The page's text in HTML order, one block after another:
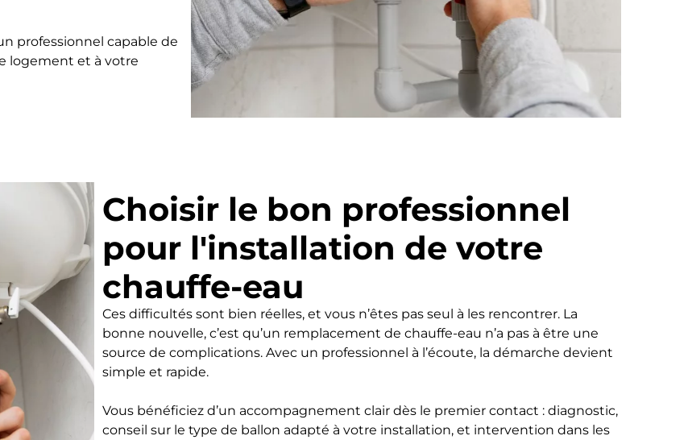
professionnel capable de
logement et à votre
Choisir le bon professionnel
pour l'installation de votre
chauffe-eau
Ces difficultés sont bien réelles, et vous n’êtes pas seul à les rencontrer. La
bonne nouvelle, c’est qu’un remplacement de chauffe-eau n’a pas à être une
source de complications. Avec un professionnel à l’écoute, la démarche devient
simple et rapide.
Vous bénéficiez d’un accompagnement clair dès le premier contact : diagnostic,
conseil sur le type de ballon adapté à votre installation, et intervention dans les